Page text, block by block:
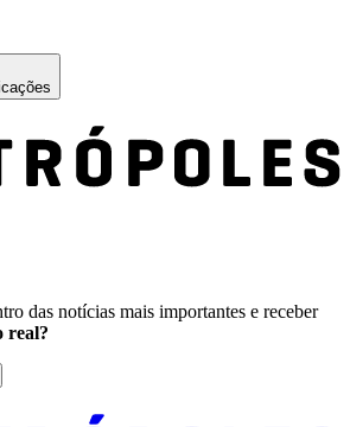
das notícias mais importantes e receber
real?